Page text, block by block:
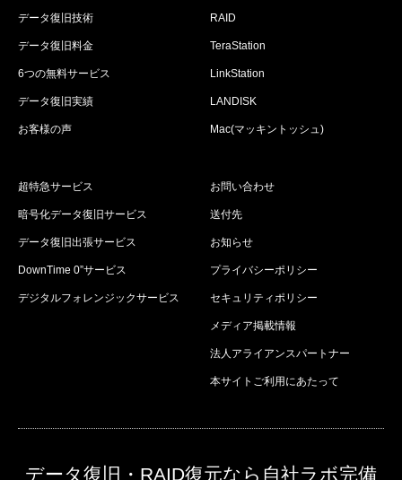
データ復旧技術
データ復旧料金
6つの無料サービス
データ復旧実績
お客様の声
RAID
TeraStation
LinkStation
LANDISK
Mac(マッキントッシュ)
超特急サービス
暗号化データ復旧サービス
データ復旧出張サービス
DownTime 0”サービス
デジタルフォレンジックサービス
お問い合わせ
送付先
お知らせ
プライバシーポリシー
セキュリティポリシー
メディア掲載情報
法人アライアンスパートナー
本サイトご利用にあたって
データ復旧・RAID復元なら自社ラボ完備